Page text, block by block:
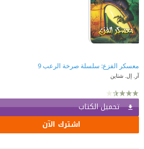
معسكر الفزع: سلسلة صرخة الرعب 9
آر. إل. شتاين
تحميل الكتاب
اشترك الآن